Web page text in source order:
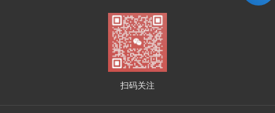
扫码关注